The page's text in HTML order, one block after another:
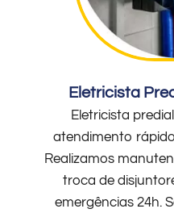
Eletricista
Eletricista
atendimento
Realizamos
troca de
emergências 24h.